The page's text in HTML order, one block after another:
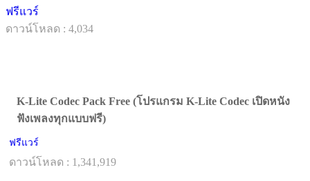
ฟรีแวร์
ดาวน์โหลด : 4,034
K-Lite Codec Pack Free (โปรแกรม K-Lite Codec เปิดหนัง
ฟังเพลงทุกแบบฟรี)
ฟรีแวร์
ดาวน์โหลด : 1,341,919